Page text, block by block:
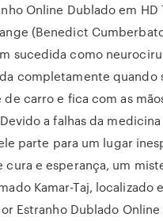
Online Dublado em HD
(Benedict
sucedida como
completamente quando
carro e fica com as
a falhas da medicina
parte para um lugar
cura e esperança, um
Kamar-Taj, localizado
Estranho Dublado Online